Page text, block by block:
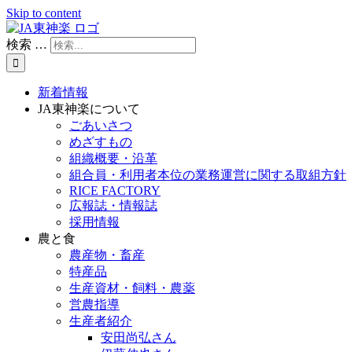
Skip to content
検索 …
新着情報
JA東神楽について
ごあいさつ
めざすもの
組織概要・沿革
組合員・利用者本位の業務運営に関する取組方針
RICE FACTORY
広報誌・情報誌
採用情報
農と食
農産物・畜産
特産品
生産資材・飼料・農薬
営農指導
生産者紹介
安田尚弘さん